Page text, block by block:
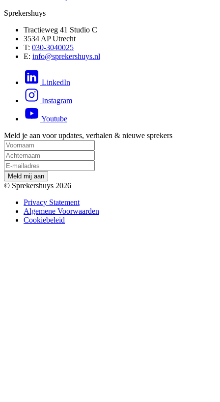
Sprekershuys
Tractieweg 41 Studio C
3534 AP Utrecht
T: 030-3040025
E: info@sprekershuys.nl
LinkedIn
Instagram
Youtube
Meld je aan voor updates, verhalen & nieuwe sprekers
Me d mij aan
© Sprekershuys 2026
Privacy Statement
Algemene Voorwaarden
Cookiebeleid